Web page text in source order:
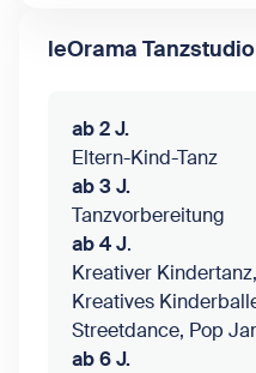
leOrama Tanzstudio
ab 2 J.
Eltern-Kind-Tanz
ab 3 J.
Tanzvorbereitung
ab 4 J.
Kreativer
Kreatives
Streetdance, Pop
ab 6 J.